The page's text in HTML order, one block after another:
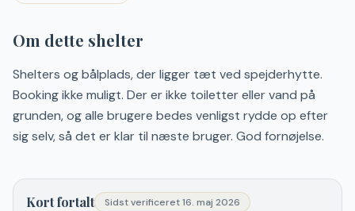
Om dette shelter
Shelters og bålplads, der ligger tæt ved spejderhytte.
Booking ikke muligt. Der er ikke toiletter eller vand på
grunden, og alle brugere bedes venligst rydde op efter
sig selv, så det er klar til næste bruger. God fornøjelse.
Kort fortalt Sidst verificeret16. maj 2026